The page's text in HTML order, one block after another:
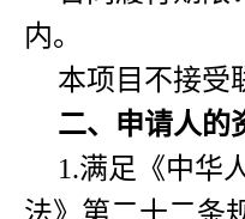
内。
本项目不接受
二、申请人的
1.满足《中华
法》第二十二条